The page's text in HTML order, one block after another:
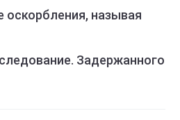
оскорбления, называя
Задержанного